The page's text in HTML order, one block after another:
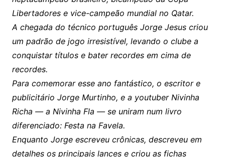
Libertadores e vice-campeão mundial no Qatar.
A chegada do técnico português Jorge Jesus criou
um padrão de jogo irresistível, levando o clube a
conquistar títulos e bater recordes em cima de
recordes.
Para comemorar esse ano fantástico, o escritor e
publicitário Jorge Murtinho, e a youtuber Nivinha
Richa — a Nivinha Fla — se uniram num livro
diferenciado: Festa na Favela.
Enquanto Jorge escreveu crônicas, descreveu em
detalhes os principais lances e criou as fichas